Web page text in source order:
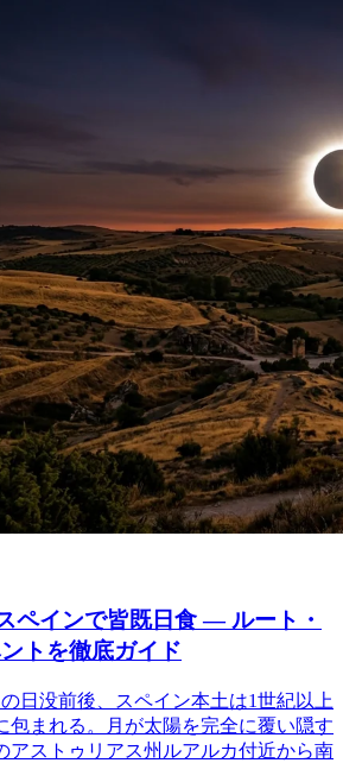
ペインで皆既日食 ― ルート・
トを徹底ガイド
日没前後、スペイン本土は1世紀以上
包まれる。月が太陽を完全に覆い隠す
アストゥリアス州ルアルカ付近から南